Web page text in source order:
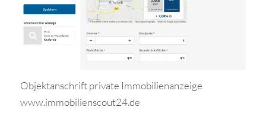
Objektanschrift private Immobilienanzeige
www.immobilienscout24.de